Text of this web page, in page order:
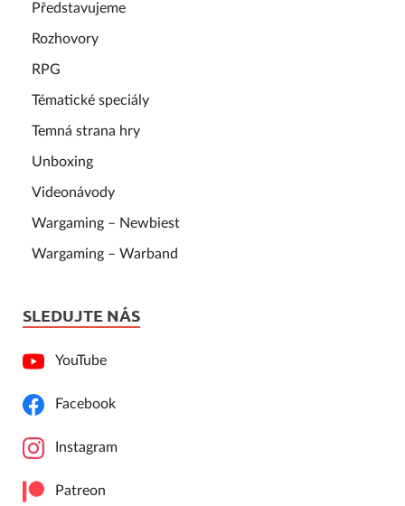
Představujeme
Rozhovory
RPG
Tématické speciály
Temná strana hry
Unboxing
Videonávody
Wargaming – Newbiest
Wargaming – Warband
SLEDUJTE NÁS
YouTube
Facebook
Instagram
Patreon